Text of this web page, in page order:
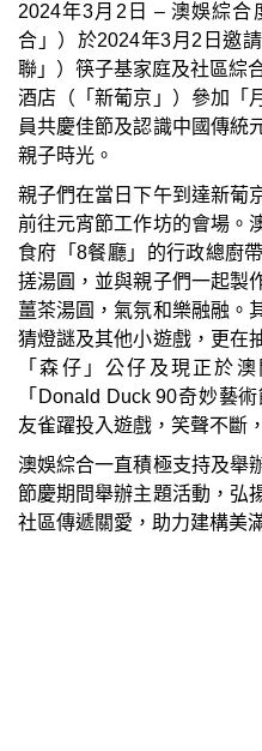
2024年3月2日 – 澳娛綜合
合」）於2024年3月2日邀
聯」）筷子基家庭及社區綜
酒店（「新葡京」）參加「
員共慶佳節及認識中國傳統
親子時光。
親子們在當日下午到達新葡
前往元宵節工作坊的會場。
食府「8餐廳」的行政總廚
搓湯圓，並與親子們一起製
薑茶湯圓，氣氛和樂融融。
猜燈謎及其他小遊戲，更在
「森仔」公仔及現正於
「Donald Duck 90奇妙藝
友雀躍投入遊戲，笑聲不斷
澳娛綜合一直積極支持及舉
節慶期間舉辦主題活動，弘
社區傳遞關愛，助力建構美